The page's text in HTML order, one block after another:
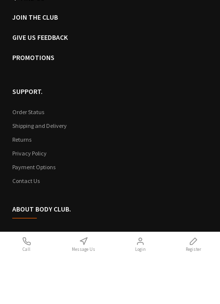
JOIN THE CLUB
GIVE US FEEDBACK
PROMOTIONS
SUPPORT.
Order Status
Shipping and Delivery
Returns
Privacy Policy
Payment Options
Contact Us
ABOUT BODY CLUB.
Call Message Us Login Register